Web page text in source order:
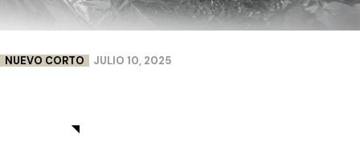
NUEVO CORTO JULIO 10, 2025